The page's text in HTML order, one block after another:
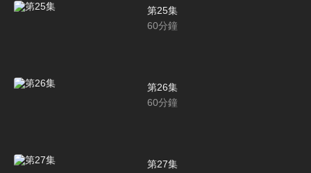
第25集
60分鐘
第26集
60分鐘
第27集